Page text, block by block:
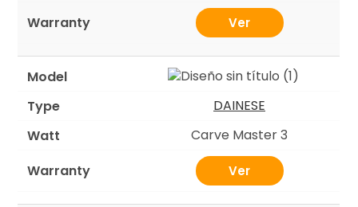
Ver
DAINESE
Carve Master 3
Ver